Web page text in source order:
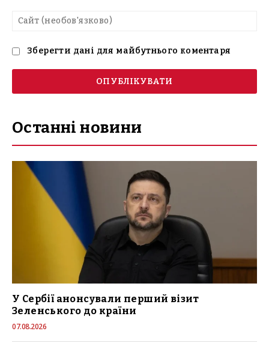
Зберегти дані для майбутнього коментаря
Останні новини
У Сербії анонсували перший візит
Зеленського до країни
07.08.2026